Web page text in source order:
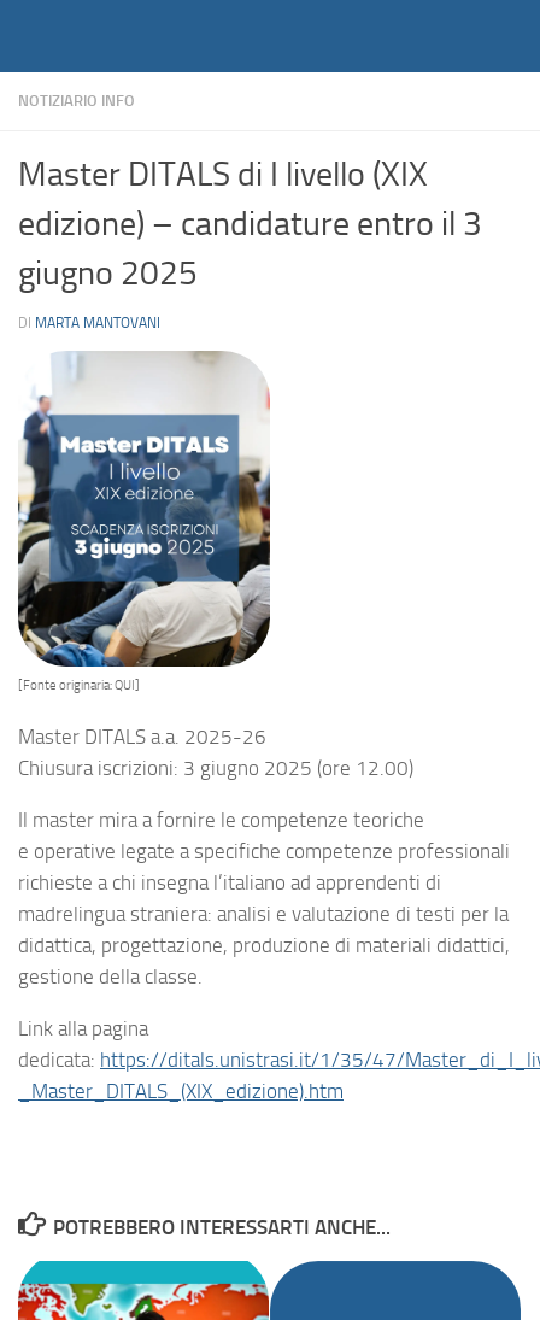
NOTIZIARIO INFO
Master DITALS di I livello (XIX
edizione) – candidature entro il 3
giugno 2025
DI MARTA MANTOVANI
[Fonte originaria: QUI]
Master DITALS a.a. 2025-26
Chiusura iscrizioni: 3 giugno 2025 (ore 12.00)
Il master mira a fornire le competenze teoriche
e operative legate a specifiche competenze professionali
richieste a chi insegna l’italiano ad apprendenti di
madrelingua straniera: analisi e valutazione di testi per la
didattica, progettazione, produzione di materiali didattici,
gestione della classe.
Link alla pagina
dedicata: https://ditals.unistrasi.it/1/35/47/
_Master_DITALS_(XIX_edizione).htm
POTREBBERO INTERESSARTI ANCHE...